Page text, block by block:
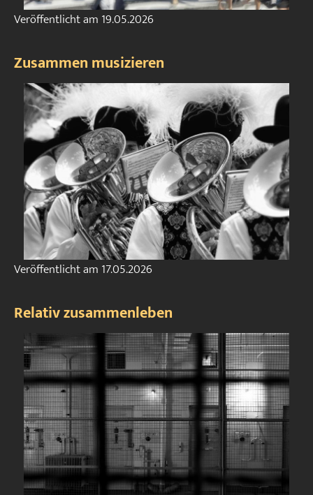
Veröffentlicht am 19.05.2026
Zusammen musizieren
Veröffentlicht am 17.05.2026
Relativ zusammenleben